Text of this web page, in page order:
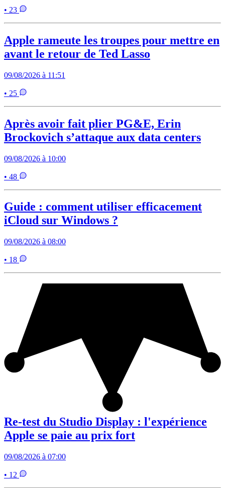
• 23
Apple rameute les troupes pour mettre en
avant le retour de Ted Lasso
09/08/2026 à 11:51
• 25
Après avoir fait plier PG&E, Erin
Brockovich s’attaque aux data centers
09/08/2026 à 10:00
• 48
Guide : comment utiliser efficacement
iCloud sur Windows ?
09/08/2026 à 08:00
• 18
Re-test du Studio Display : l'expérience
Apple se paie au prix fort
09/08/2026 à 07:00
• 12